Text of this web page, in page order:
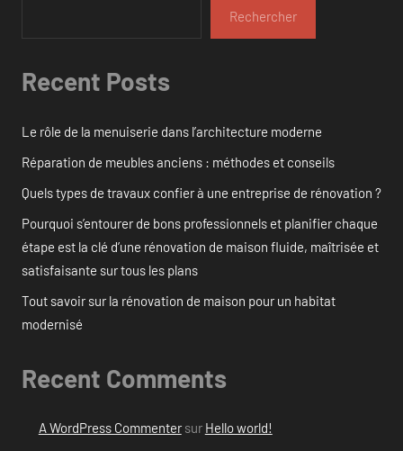
Rechercher
Recent Posts
Le rôle de la menuiserie dans l’architecture moderne
Réparation de meubles anciens : méthodes et conseils
Quels types de travaux confier à une entreprise de rénovation ?
Pourquoi s’entourer de bons professionnels et planifier chaque
étape est la clé d’une rénovation de maison fluide, maîtrisée et
satisfaisante sur tous les plans
Tout savoir sur la rénovation de maison pour un habitat
modernisé
Recent Comments
A WordPress Commentersur Hello world!